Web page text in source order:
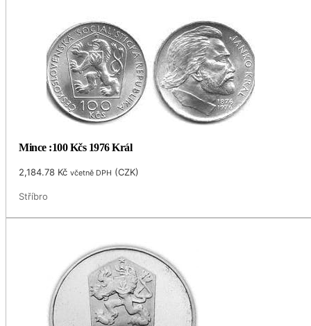
Mince :100 Kčs 1976 Král
2,184.78 Kč včetně DPH (CZK)
Stříbro